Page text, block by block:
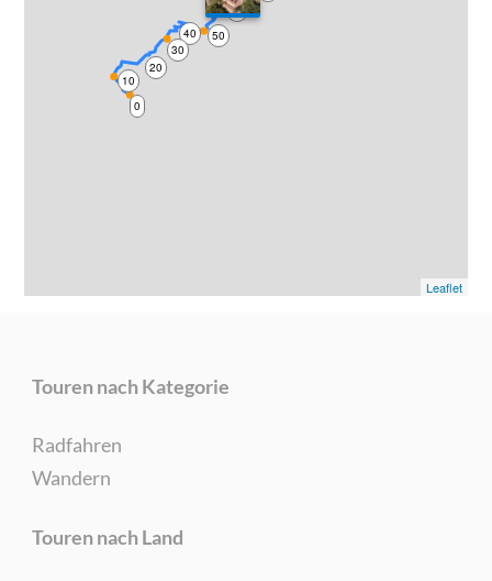
0
10
20
30
40 50
60
Leaflet
Touren nach Kategorie
Radfahren
Wandern
Touren nach Land